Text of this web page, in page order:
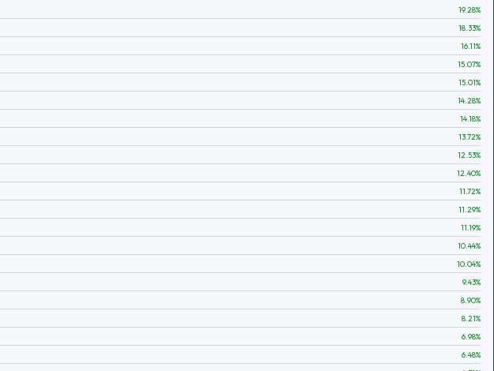
19.28%
18.33%
16.11%
15.07%
15.01%
14.28%
14.18%
13.72%
12.53%
12.40%
11.72%
11.29%
11.19%
10.44%
10.04%
9.43%
8.90%
8.21%
6.98%
6.48%